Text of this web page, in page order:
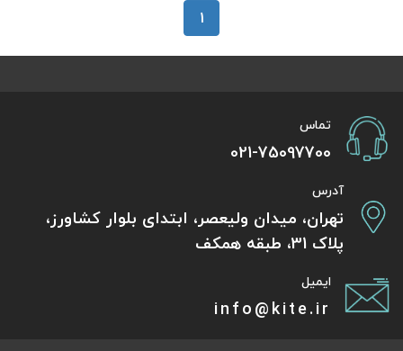
1
تماس
021-75097700
آدرس
تهران، میدان ولیعصر، ابتدای بلوار کشاورز،
پلاک 31، طبقه همکف
ایمیل
info@kite.ir
تور مرداب هسل
تور اصفهان
تور ترکمن صحرا
تور آفرود